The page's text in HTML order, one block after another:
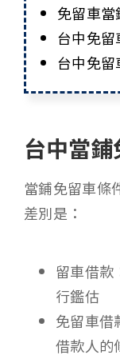
免留車當
台中免
台中免
台中當鋪
當鋪免留車條
差別是：
留車借款
行鑑估
免留車借
借款人的